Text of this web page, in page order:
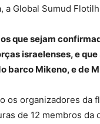
a Global Sumud
que sejam
israelenses, e
barco Mikeno, e de
os organizadores da
de 12 membros da